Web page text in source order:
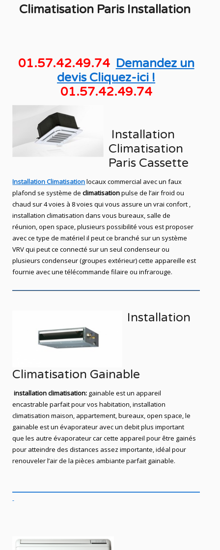
Climatisation Paris Installation
01.57.42.49.74 Demandez un
devis Cliquez-ici !
01.57.42.49.74
Installation
Climatisation
Paris Cassette
Installation Climatisationlocaux commercial avec un faux
plafond se système de climatisationpulse de l’air froid ou
chaud sur 4 voies à 8 voies qui vous assure un vrai confort ,
installation climatisation dans vous bureaux, salle de
réunion, open space, plusieurs possibilité vous est proposer
avec ce type de matériel il peut ce branché sur un système
VRV qui peut ce connecté sur un seul condenseur ou
plusieurs condenseur (groupes extérieur) cette appareille est
fournie avec une télécommande filaire ou infrarouge.
Installation
Climatisation Gainable
installation climatisation: gainable est un appareil
encastrable parfait pour vos habitation, installation
climatisation maison, appartement,bureaux,open space, le
gainable est un évaporateur avec un debit plus important
que les autre évaporateur car cette appareil pour être gainés
pour atteindre des distances assez importante, idéal pour
renouveler l’air de la pièces ambiante parfait gainable.